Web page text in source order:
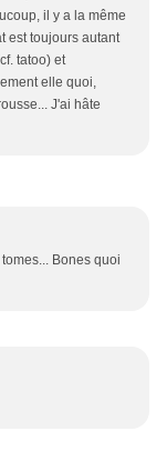
il y a la même
est toujours autant
tatoo) et
elle quoi,
J'ai hâte
Bones quoi